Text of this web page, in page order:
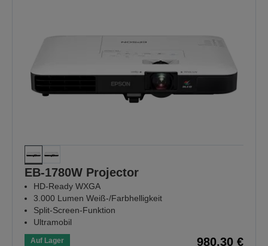
EB-1780W Projector
HD-Ready WXGA
3.000 Lumen Weiß-/Farbhelligkeit
Split-Screen-Funktion
Ultramobil
Auf Lager 980,30 €